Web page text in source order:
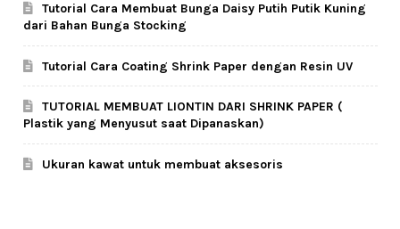
Tutorial Cara Membuat Bunga Daisy Putih Putik Kuning
dari Bahan Bunga Stocking
Tutorial Cara Coating Shrink Paper dengan Resin UV
TUTORIAL MEMBUAT LIONTIN DARI SHRINK PAPER (
Plastik yang Menyusut saat Dipanaskan)
Ukuran kawat untuk membuat aksesoris